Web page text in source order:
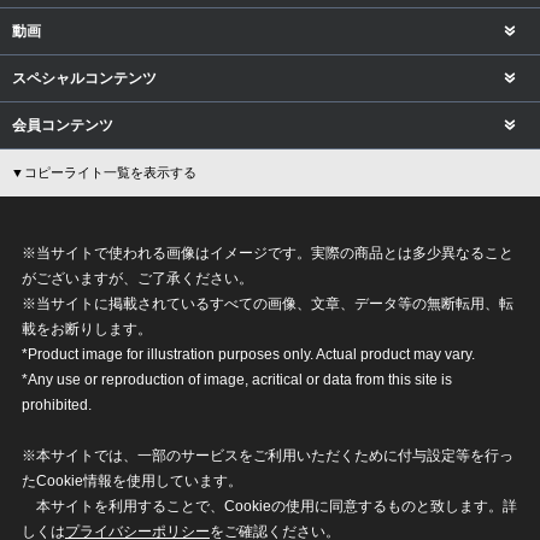
動画
スペシャルコンテンツ
会員コンテンツ
▼コピーライト一覧を表示する
※当サイトで使われる画像はイメージです。実際の商品とは多少異なること
がございますが、ご了承ください。
※当サイトに掲載されているすべての画像、文章、データ等の無断転用、転
載をお断りします。
*Product image for illustration purposes only. Actual product may vary.
*Any use or reproduction of image, acritical or data from this site is
prohibited.
※本サイトでは、一部のサービスをご利用いただくために付与設定等を行っ
たCookie情報を使用しています。
本サイトを利用することで、Cookieの使用に同意するものと致します。詳
しくはプライバシーポリシーをご確認ください。